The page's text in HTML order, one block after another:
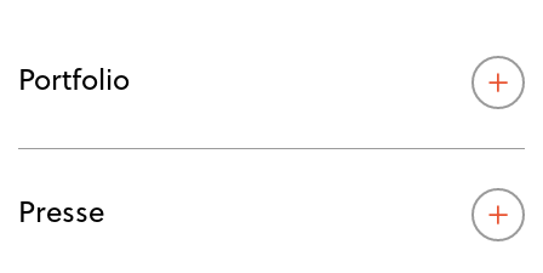
Portfolio
Presse